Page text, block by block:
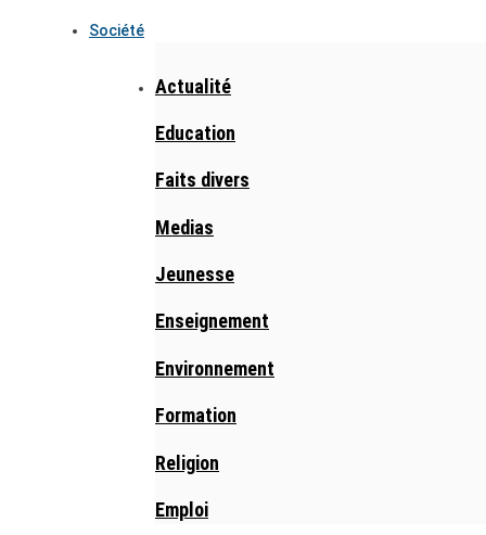
Société
Actualité
Education
Faits divers
Medias
Jeunesse
Enseignement
Environnement
Formation
Religion
Emploi